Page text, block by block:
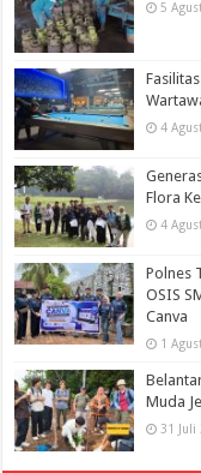
5
4
Flora
4
Polnes
OSIS
Canva
1
Muda
31 Juli